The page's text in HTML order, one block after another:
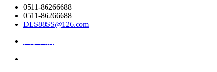
0511-86266688
0511-86266688
DLS88SS@126.com